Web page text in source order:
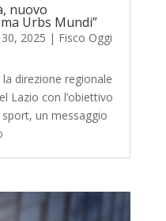
nuovo
Urbs Mundi”
2025 | Fisco Oggi
la direzione regionale
Lazio con l’obiettivo
un messaggio